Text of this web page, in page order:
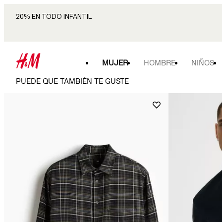
20% EN TODO INFANTIL
MUJER HOMBRE NIÑOS
PUEDE QUE TAMBIÉN TE GUSTE